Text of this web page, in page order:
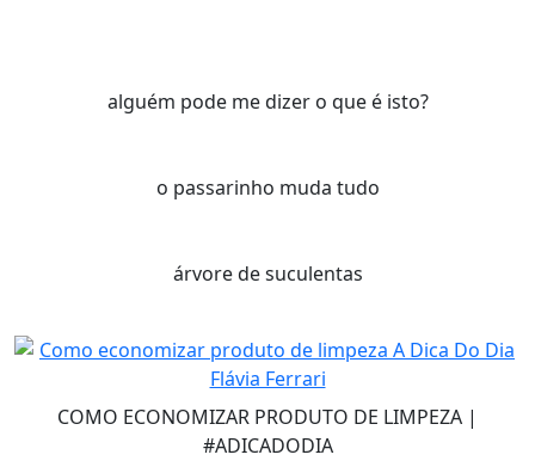
alguém pode me dizer o que é isto?
o passarinho muda tudo
árvore de suculentas
COMO ECONOMIZAR PRODUTO DE LIMPEZA |
#ADICADODIA